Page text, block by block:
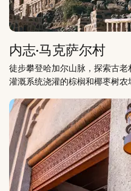
内志·马克萨尔村
徒步攀登哈加尔山脉，探索古
灌溉系统浇灌的棕榈和椰枣树农